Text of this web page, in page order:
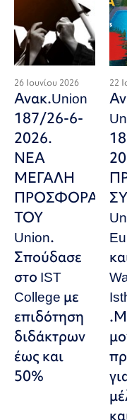
26 Ιουνίου 2026
Ανακ.Union
187/26-6-
2026.
ΝΕΑ
ΜΕΓΑΛΗ
ΠΡΟΣΦΟΡΑ
ΤΟΥ
Union.
Σπούδασε
στο IST
College με
επιδότηση
διδάκτρων
έως και
50%
22